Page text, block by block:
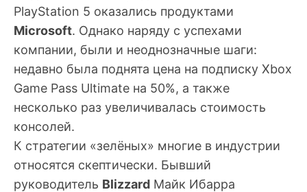
PlayStation 5 оказались продуктами
Microsoft. Однако наряду с успехами
компании, были и неоднозначные шаги:
недавно была поднята цена на подписку Xbox
Game Pass Ultimate на 50%, а также
несколько раз увеличивалась стоимость
консолей.
К стратегии «зелёных» многие в индустрии
относятся скептически. Бывший
руководитель Blizzard Майк Ибарра